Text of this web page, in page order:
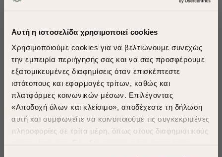
Αυτή η ιστοσελίδα χρησιμοποιεί cookies
Χρησιμοποιούμε cookies για να βελτιώνουμε συνεχώς
την εμπειρία περιήγησής σας και να σας προσφέρουμε
εξατομικευμένες διαφημίσεις όταν επισκέπτεστε
ιστότοπους και εφαρμογές τρίτων, καθώς και
πλατφόρμες κοινωνικών μέσων. Επιλέγοντας
«Αποδοχή όλων και κλείσιμο», αποδέχεστε τη δήλωση
αυτή και συμφωνείτε να κοινοποιούμε τις συγκεκριμένες
πληροφορίες σε τρίτα μέρη, όπως στους διαφημιστικούς
​
A Season of Style
SUMMER SALE